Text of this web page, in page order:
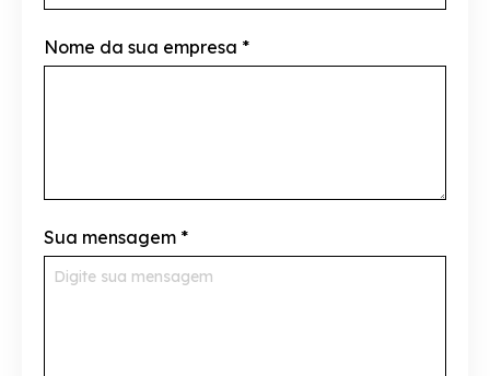
Nome da sua empresa *
Sua mensagem *